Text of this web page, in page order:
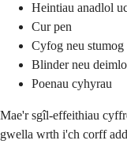
Heintiau anadlol
Cur pen
Cyfog neu stumog
Blinder neu
Poenau cyhyrau
Mae'r sgîl-effeithiau
gwella wrth i'ch corff